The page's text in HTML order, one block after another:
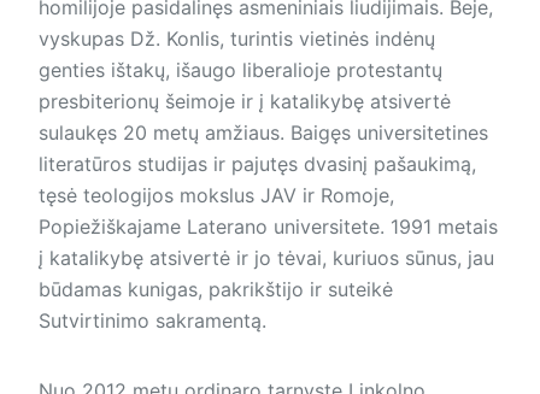
homilijoje pasidalinęs asmeniniais liudijimais. Beje,
vys­ku­pas Dž. Konlis, turintis vietinės indėnų
genties ištakų, išaugo liberalioje protestantų
presbiterionų šeimoje ir į katalikybę atsivertė
sulaukęs 20 metų amžiaus. Baigęs universitetines
literatūros studijas ir pajutęs dvasinį pašaukimą,
tęsė teologijos mokslus JAV ir Romoje,
Popiežiškajame Laterano universitete. 1991 metais
į katalikybę atsivertė ir jo tėvai, kuriuos sūnus, jau
būdamas kunigas, pakrikštijo ir suteikė
Sutvirtinimo sakramentą.